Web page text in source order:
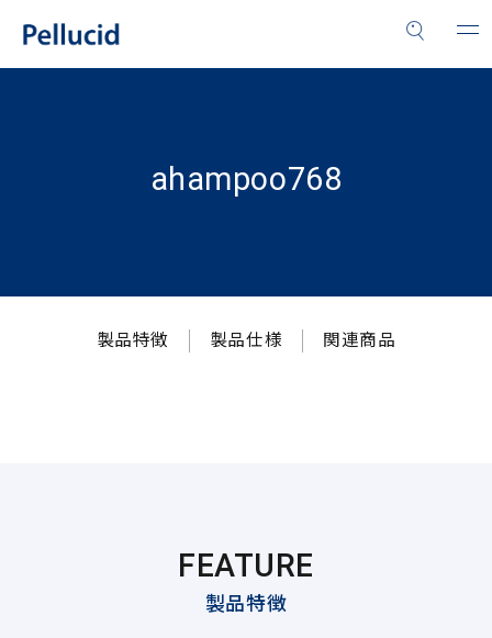
ahampoo768
製品特徴 製品仕様 関連商品
FEATURE
製品特徴